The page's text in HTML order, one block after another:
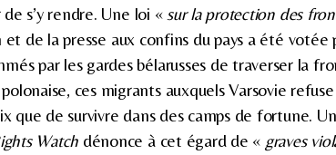
s’y rendre. Une loi « sur la protection des
de la presse aux confins du pays a été votée
par les gardes bélarusses de traverser la
ces migrants auxquels Varsovie
que de survivre dans des camps de fortune.
Watch dénonce à cet égard de « graves